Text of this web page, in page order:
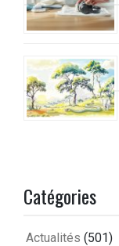
Catégories
Actualités (501)